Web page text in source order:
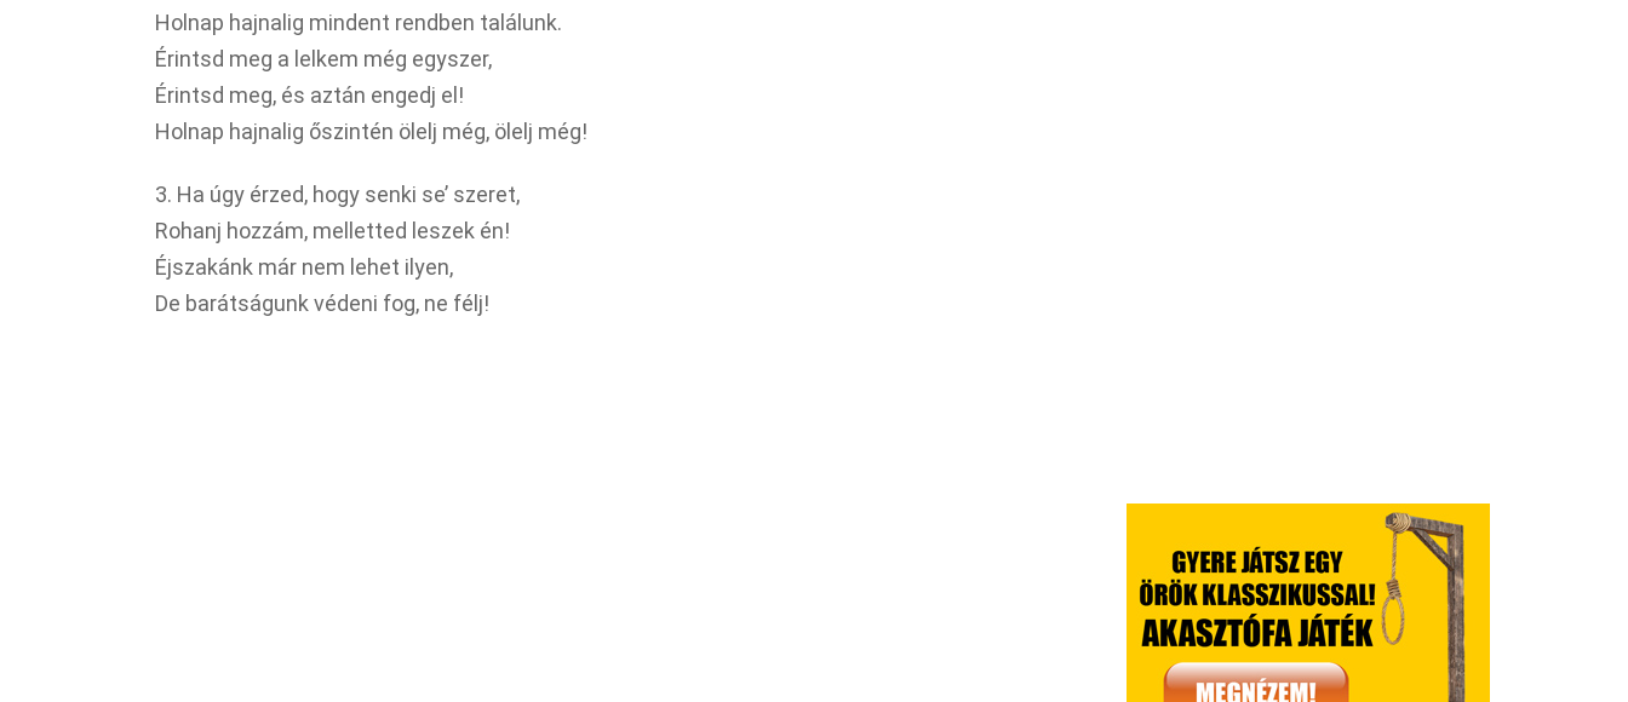
Holnap hajnalig mindent rendben találunk.
Érintsd meg a lelkem még egyszer,
Érintsd meg, és aztán engedj el!
Holnap hajnalig őszintén ölelj még, ölelj még!
3. Ha úgy érzed, hogy senki se’ szeret,
Rohanj hozzám, melletted leszek én!
Éjszakánk már nem lehet ilyen,
De barátságunk védeni fog, ne félj!